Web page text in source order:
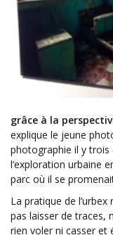
grâce à la
explique le jeune
photographie il y trois
l’exploration urbaine
parc où il se
La pratique de
pas laisser de traces,
rien voler ni casser et